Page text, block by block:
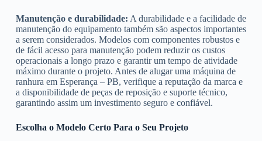
Manutenção e durabilidade: A durabilidade e a facilidade de
manutenção do equipamento também são aspectos importantes
a serem considerados. Modelos com componentes robustos e
de fácil acesso para manutenção podem reduzir os custos
operacionais a longo prazo e garantir um tempo de atividade
máximo durante o projeto. Antes de alugar uma máquina de
ranhura em Esperança – PB, verifique a reputação da marca e
a disponibilidade de peças de reposição e suporte técnico,
garantindo assim um investimento seguro e confiável.
Escolha o Modelo Certo Para o Seu Projeto